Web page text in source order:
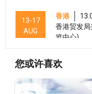
13-17
AUG
香港
香港贸发
览中心)
13-15
香港
香港贸发局
中心)
您或许喜欢